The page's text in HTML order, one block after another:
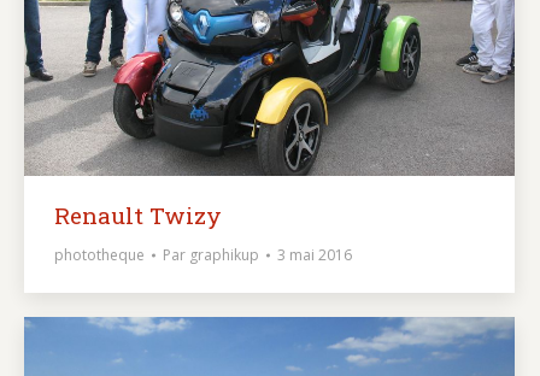
Renault Twizy
phototheque Par graphikup 3 mai 2016